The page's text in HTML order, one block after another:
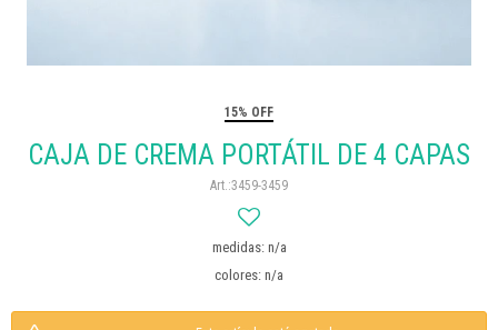
15% OFF
CAJA DE CREMA PORTÁTIL DE 4 CAPAS
3459-3459
medidas: n/a
colores: n/a